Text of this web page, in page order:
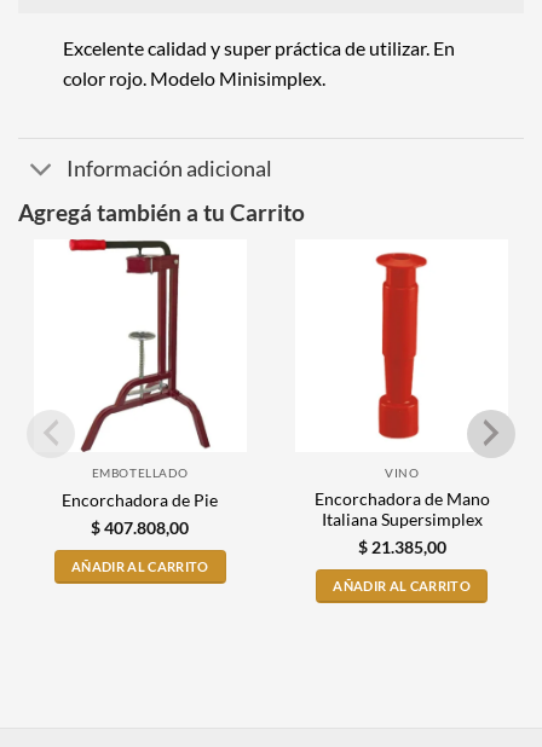
Excelente calidad y super práctica de utilizar. En
color rojo. Modelo Minisimplex.
Información adicional
Agregá también a tu Carrito
EMBOTELLADO
Encorchadora de Pie
$407.808,00
AÑADIR AL CARRITO
VINO
Encorchadora de Mano
Italiana Supersimplex
$21.385,00
AÑADIR AL CARRITO